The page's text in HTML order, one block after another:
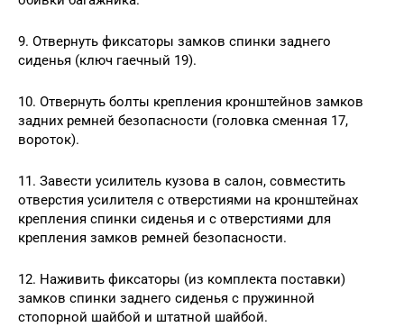
9. Отвернуть фиксаторы замков спинки заднего
сиденья (ключ гаечный 19).
10. Отвернуть болты крепления кронштейнов замков
задних ремней безопасности (головка сменная 17,
вороток).
11. Завести усилитель кузова в салон, совместить
отверстия усилителя с отверстиями на кронштейнах
крепления спинки сиденья и с отверстиями для
крепления замков ремней безопасности.
12. Наживить фиксаторы (из комплекта поставки)
замков спинки заднего сиденья с пружинной
стопорной шайбой и штатной шайбой.